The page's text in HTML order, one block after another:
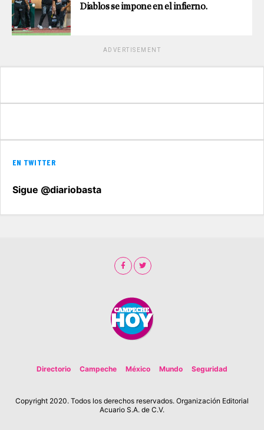
Diablos se impone en el infierno.
ADVERTISEMENT
EN TWITTER
Sigue @diariobasta
Directorio Campeche México Mundo Seguridad
Copyright 2020. Todos los derechos reservados. Organización Editorial
Acuario S.A. de C.V.